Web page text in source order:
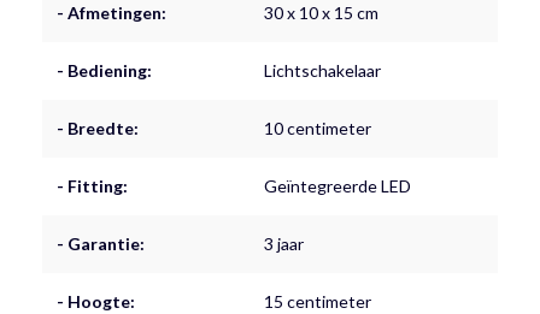
- Afmetingen: 30 x 10 x 15 cm
- Bediening: Lichtschakelaar
- Breedte: 10 centimeter
- Fitting: Geïntegreerde LED
- Garantie: 3 jaar
- Hoogte: 15 centimeter